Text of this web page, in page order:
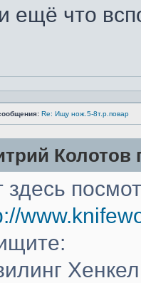
ещё что
Re: Ищу нож.5-8т.р.повар
Колотов
здесь